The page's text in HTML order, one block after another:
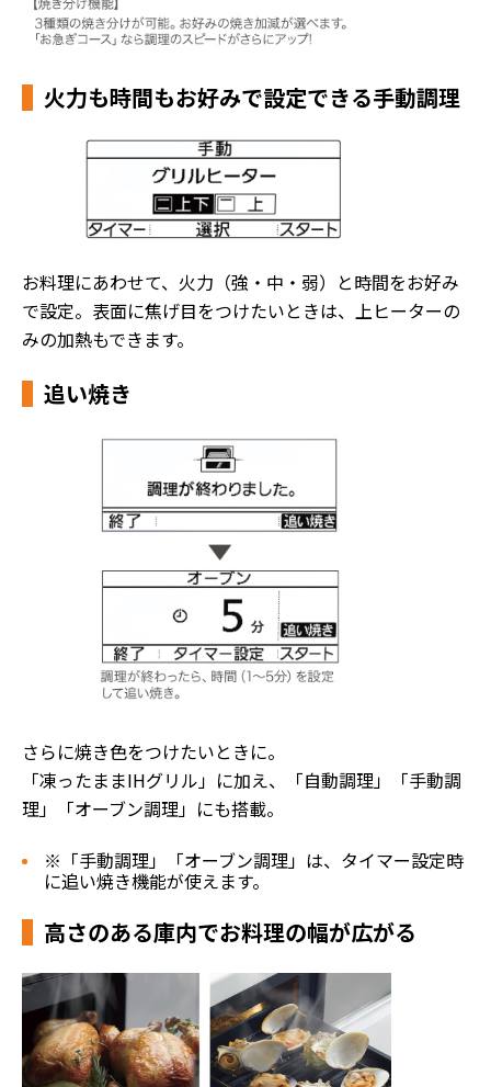
火力も時間もお好みで設定できる手動調理
お料理にあわせて、火力（強・中・弱）と時間をお好み
で設定。表面に焦げ目をつけたいときは、上ヒーターの
みの加熱もできます。
追い焼き
さらに焼き色をつけたいときに。
「凍ったままIHグリル」に加え、「自動調理」「手動調
理」「オーブン調理」にも搭載。
※「手動調理」「オーブン調理」は、タイマー設定時
に追い焼き機能が使えます。
高さのある庫内でお料理の幅が広がる